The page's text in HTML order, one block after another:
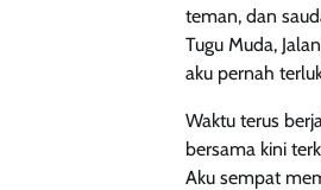
teman, dan
Tugu Muda,
aku pernah
Waktu terus
bersama kini
Aku sempat